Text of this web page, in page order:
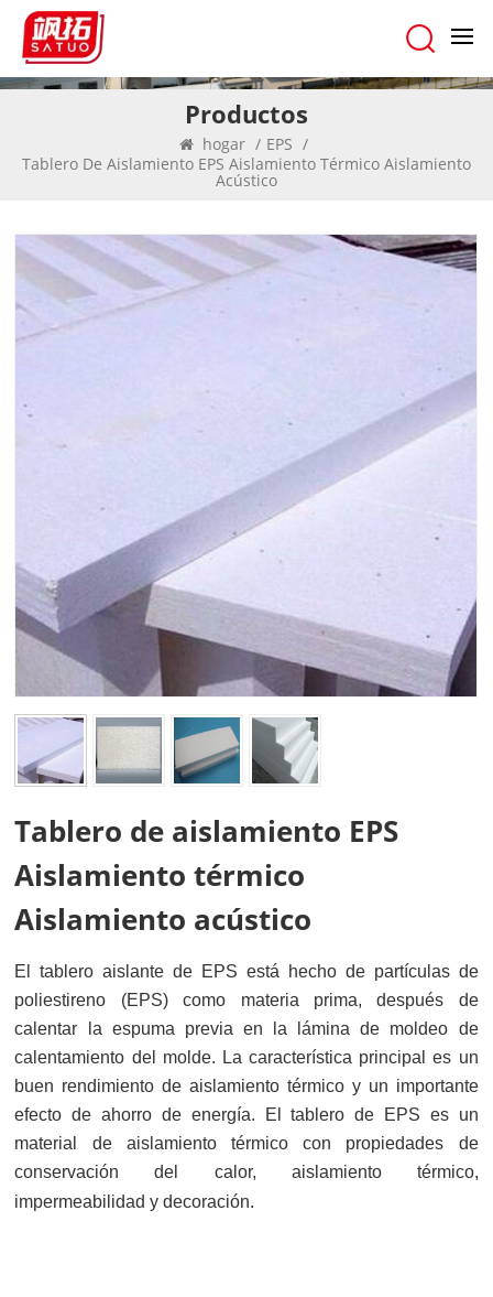
Productos
hogar / EPS /
Tablero De Aislamiento EPS Aislamiento Térmico Aislamiento
Acústico
Tablero de aislamiento EPS
Aislamiento térmico
Aislamiento acústico
El tablero aislante de EPS está hecho de partículas de
poliestireno (EPS) como materia prima, después de
calentar la espuma previa en la lámina de moldeo de
calentamiento del molde. La característica principal es un
buen rendimiento de aislamiento térmico y un importante
efecto de ahorro de energía. El tablero de EPS es un
material de aislamiento térmico con propiedades de
conservación del calor, aislamiento térmico,
impermeabilidad y decoración.